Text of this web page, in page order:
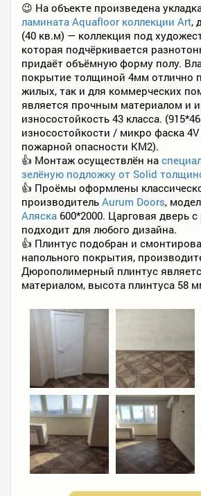
ФОТО РАБОТ
КОНТАКТЫ
ПОЛЕЗНОЕ
😉 На объекте произведена
ламината Aquafloor коллекции Art,
(40 кв.м) — коллекция под
которая подчёркивается
придаёт объёмную форму полу.
покрытие толщиной 4мм отлично
жилых, так и для коммерческих
является прочным материалом и
износостойкость 43 класса.
износостойкости / микро фаска 4V
пожарной опасности КМ2).
👍 Монтаж осуществлён на
зелёную подложку от Solid
👍 Проёмы оформлены
производитель Aurum Doors,
Аляска 600*2000. Царговая дверь
подходит для любого дизайна.
👍 Плинтус подобран и
напольного покрытия,
Дюрополимерный плинтус
материалом, высота плинтуса 58